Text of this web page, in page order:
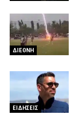
ΔΙΕΘΝΗ
ΕΙΔΗΣΕΙΣ